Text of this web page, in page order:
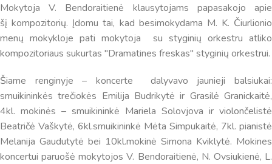
Mokytoja V. Bendoraitienė klausytojams papasakojo apie
šį kompozitorių. Įdomu tai, kad besimokydama M. K. Čiurlionio
menų mokykloje pati mokytoja su styginių orkestru atliko
kompozitoriaus sukurtas "Dramatines freskas" styginių orkestrui.
Šiame renginyje – koncerte dalyvavo jaunieji balsiukai:
smuikininkės trečiokės Emilija Budrikytė ir Grasilė Granickaitė,
4kl. mokinės – smuikininkė Mariela Solovjova ir violončelistė
Beatričė Vaškytė, 6kl.smuikininkė Mėta Simpukaitė, 7kl. pianistė
Melanija Gaudutytė bei 10kl.mokinė Simona Kviklytė. Mokines
koncertui paruošė mokytojos V. Bendoraitienė, N. Ovsiukienė, L.
Virtualus asistentas
Sveiki! Taip, aš esu virtualus. Tačiau dirbtinis intelektas
dar tobulai atsimenu visą šioje svetainėje pateiktą
informaciją. Jei visgi man pritrūks išmanumo - pateiksiu
Jums reikiamus kontaktus, kur galėsite pasiklausti
atsakingo specialisto.
Taigi... kuo galėčiau Jums padėti?